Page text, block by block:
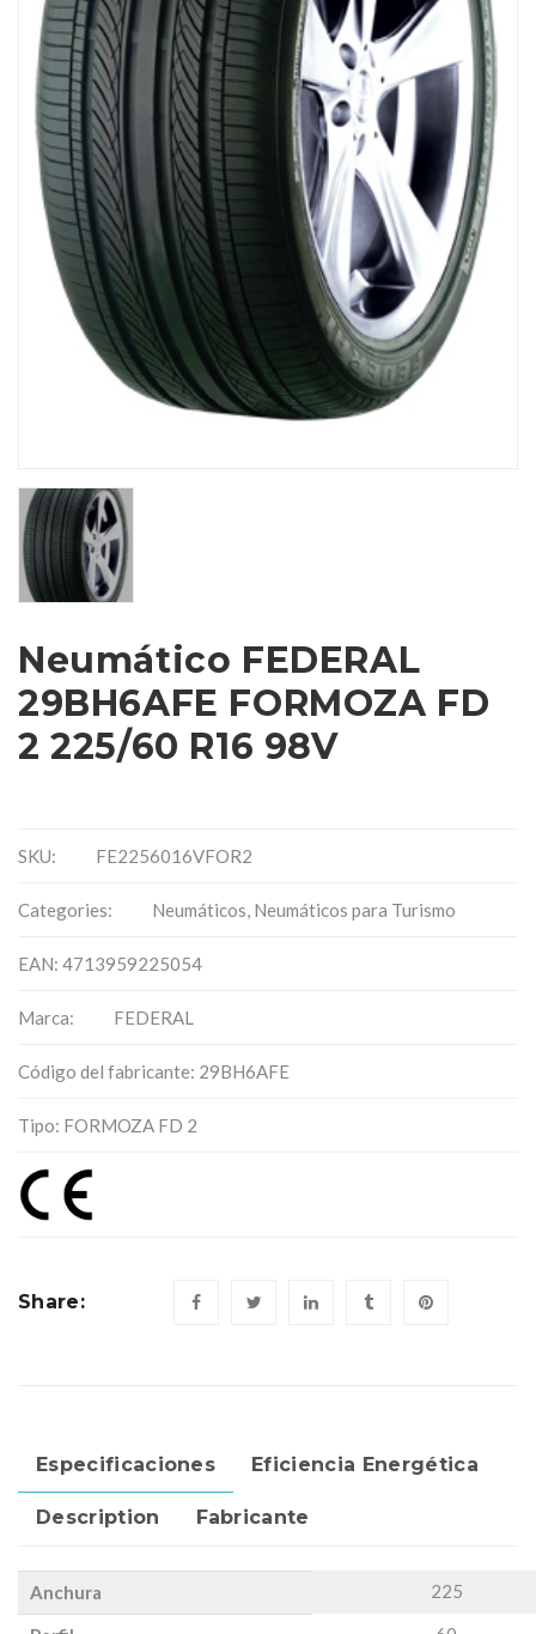
Neumático FEDERAL
29BH6AFE FORMOZA FD
2 225/60 R16 98V
SKU: FE2256016VFOR2
Categories: Neumáticos, Neumáticos para Turismo
EAN: 4713959225054
Marca: FEDERAL
Código del fabricante: 29BH6AFE
Tipo: FORMOZA FD 2
Share:
Especificaciones Eficiencia Energética
Description Fabricante
Anchura 225